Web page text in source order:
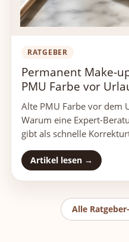
RATGEBER
Permanent Make-
PMU Farbe vor
Alte PMU Farbe vor dem
Warum eine Expert-
gibt als schnelle
Artikel lesen →
Alle